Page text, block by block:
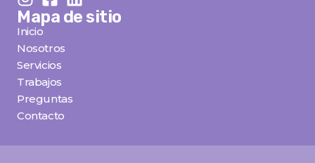
Mapa de sitio
Inicio
Nosotros
Servicios
Trabajos
Preguntas
Contacto